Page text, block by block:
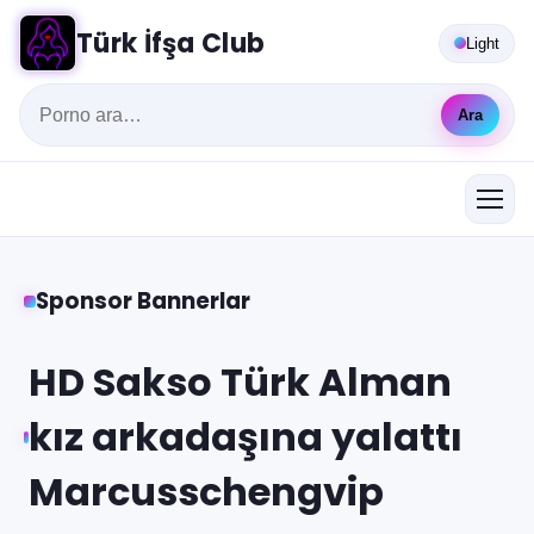
Türk İfşa Club
Ara
Light
Sponsor Bannerlar
HD Sakso Türk Alman
kız arkadaşına yalattı
Marcusschengvip